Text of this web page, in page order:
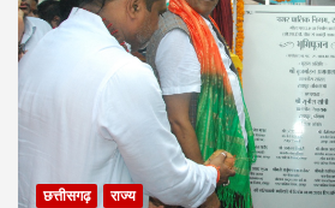
छत्तीसगढ़ राज्य